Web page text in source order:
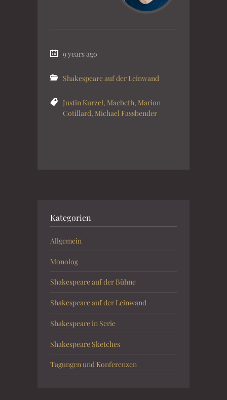
9 years ago
Shakespeare auf der Leinwand
Justin Kurzel, Macbeth, Marion
Cotillard, Michael Fassbender
Kategorien
Allgemein
Monolog
Shakespeare auf der Bühne
Shakespeare auf der Leinwand
Shakespeare in Serie
Shakespeare Sketches
Tagungen und Konferenzen